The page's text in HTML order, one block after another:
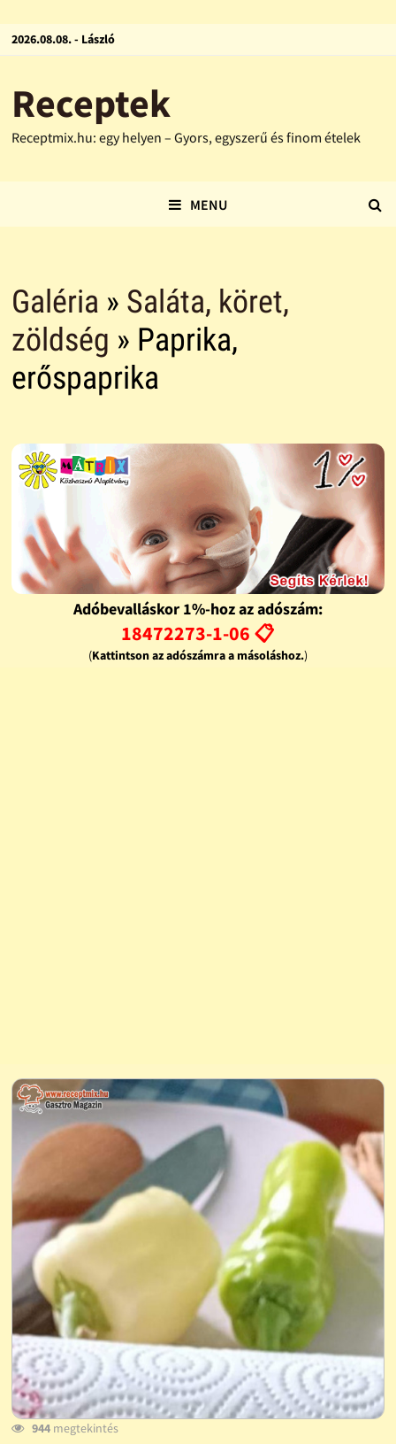
2026.08.08. - László
Receptek
Receptmix.hu: egy helyen – Gyors, egyszerű és finom ételek
MENU
Galéria » Saláta, köret,
zöldség » Paprika,
erőspaprika
Adóbevalláskor 1%-hoz az adószám:
18472273-1-06 📋
(Kattintson az adószámra a másoláshoz.)
944megtekintés